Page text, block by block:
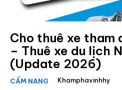
Cho thuê xe tham
– Thuê xe du lịch
(Update 2026)
CẨM NANG
Khamphavinhhy